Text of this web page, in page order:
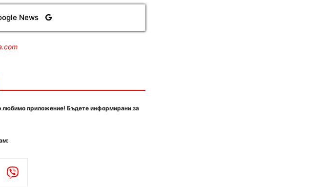
News
любимо приложение! Бъдете информирани за